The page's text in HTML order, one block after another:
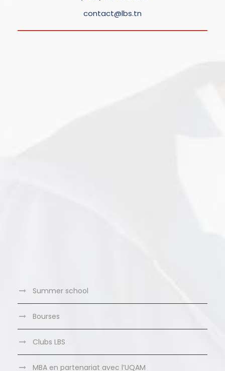
contact@lbs.tn
Summer school
Bourses
Clubs LBS
MBA en partenariat avec l’UQAM